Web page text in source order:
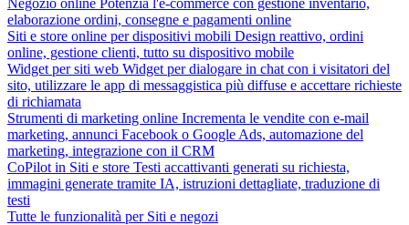
Negozio online Potenzia l'e-commerce con gestione inventario,
elaborazione ordini, consegne e pagamenti online
Siti e store online per dispositivi mobili Design reattivo, ordini
online, gestione clienti, tutto su dispositivo mobile
Widget per siti web Widget per dialogare in chat con i visitatori del
sito, utilizzare le app di messaggistica più diffuse e accettare richieste
di richiamata
Strumenti di marketing online Incrementa le vendite con e-mail
marketing, annunci Facebook o Google Ads, automazione del
marketing, integrazione con il CRM
CoPilot in Siti e store Testi accattivanti generati su richiesta,
immagini generate tramite IA, istruzioni dettagliate, traduzione di
testi
Tutte le funzionalità per Siti e negozi